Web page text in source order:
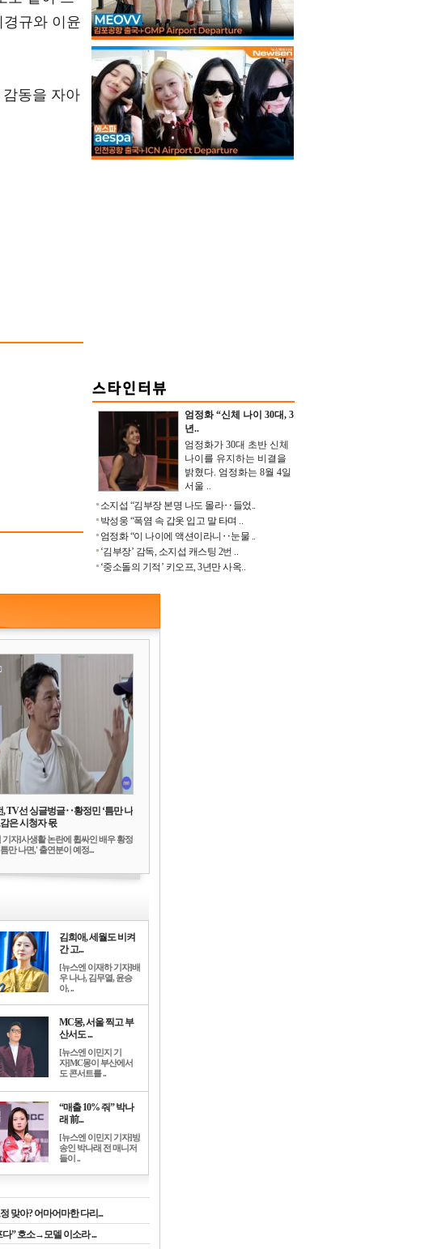
규와 이윤
동을 자아
엄정화 “신체 나이 30대, 3
년..
엄정화가 30대 초반 신체
나이를 유지하는 비결을
밝혔다. 엄정화는 8월 4일
서울 ..
소지섭 “김부장 본명 나도 몰라‥들었..
박성웅 “폭염 속 갑옷 입고 말 타며 ..
엄정화 “이 나이에 액션이라니‥눈물 ..
‘김부장’ 감독, 소지섭 캐스팅 2번 ..
‘중소돌의 기적’ 키오프, 3년만 사옥..
, TV선 싱글벙글‥황정민 ‘틈만 나
은 시청자 몫
자]사생활 논란에 휩싸인 배우 황정
만 나면,' 출연분이 예정...
김희애, 세월도 비켜
간 고...
[뉴스엔 이재하 기자]배
우 나나, 김무열, 윤승
아, ..
MC몽, 서울 찍고 부
산서도 ...
[뉴스엔 이민지 기
자]MC몽이 부산에서
도 콘서트를 ..
“매출 10% 줘” 박나
래 前...
[뉴스엔 이민지 기자]방
송인 박나래 전 매니저
들이 ..
맞아? 어마어마한 다리...
” 호소→모델 이소라 ...